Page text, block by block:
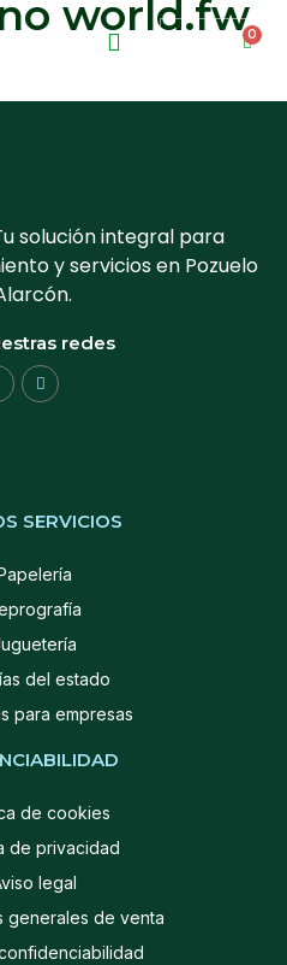
0
world.fw
solución integral para
y servicios en Pozuelo
redes
SERVICIOS
del estado
para empresas
de cookies
de privacidad
legal
generales de venta